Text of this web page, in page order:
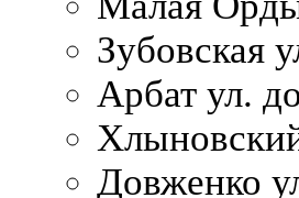
Зубовская
Арбат ул.
Довженко